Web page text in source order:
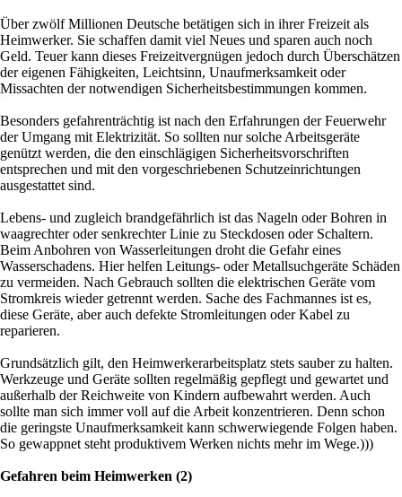
Über zwölf Millionen Deutsche betätigen sich in ihrer Freizeit als
Heimwerker. Sie schaffen damit viel Neues und sparen auch noch
Geld. Teuer kann dieses Freizeitvergnügen jedoch durch Überschätzen
der eigenen Fähigkeiten, Leichtsinn, Unaufmerksamkeit oder
Missachten der notwendigen Sicherheitsbestimmungen kommen.
Besonders gefahrenträchtig ist nach den Erfahrungen der Feuerwehr
der Umgang mit Elektrizität. So sollten nur solche Arbeitsgeräte
genützt werden, die den einschlägigen Sicherheitsvorschriften
entsprechen und mit den vorgeschriebenen Schutzeinrichtungen
ausgestattet sind.
Lebens- und zugleich brandgefährlich ist das Nageln oder Bohren in
waagrechter oder senkrechter Linie zu Steckdosen oder Schaltern.
Beim Anbohren von Wasserleitungen droht die Gefahr eines
Wasserschadens. Hier helfen Leitungs- oder Metallsuchgeräte Schäden
zu vermeiden. Nach Gebrauch sollten die elektrischen Geräte vom
Stromkreis wieder getrennt werden. Sache des Fachmannes ist es,
diese Geräte, aber auch defekte Stromleitungen oder Kabel zu
reparieren.
Grundsätzlich gilt, den Heimwerkerarbeitsplatz stets sauber zu halten.
Werkzeuge und Geräte sollten regelmäßig gepflegt und gewartet und
außerhalb der Reichweite von Kindern aufbewahrt werden. Auch
sollte man sich immer voll auf die Arbeit konzentrieren. Denn schon
die geringste Unaufmerksamkeit kann schwerwiegende Folgen haben.
So gewappnet steht produktivem Werken nichts mehr im Wege.)))
Gefahren beim Heimwerken (2)